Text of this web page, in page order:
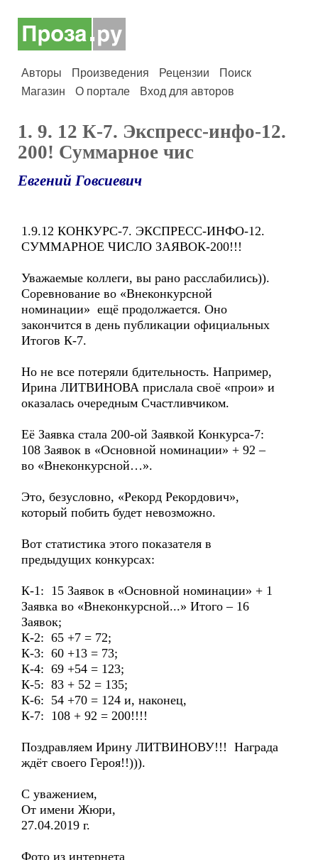
Авторы Произведения Рецензии
Поиск
Магазин
О портале Вход для авторов
1. 9. 12 К-7. Экспресс-инфо-12.
200! Суммарное чис
Евгений Говсиевич
1.9.12 КОНКУРС-7. ЭКСПРЕСС-ИНФО-12.
СУММАРНОЕ ЧИСЛО ЗАЯВОК-200!!!
Уважаемые коллеги, вы рано расслабились)).
Соревнование во «Внеконкурсной
номинации» ещё продолжается. Оно
закончится в день публикации официальных
Итогов К-7.
Но не все потеряли бдительность. Например,
Ирина ЛИТВИНОВА прислала своё «прои» и
оказалась очередным Счастливчиком.
Её Заявка стала 200-ой Заявкой Конкурса-7:
108 Заявок в «Основной номинации» + 92 –
во «Внеконкурсной…».
Это, безусловно, «Рекорд Рекордович»,
который побить будет невозможно.
Вот статистика этого показателя в
предыдущих конкурсах:
К-1: 15 Заявок в «Основной номинации» + 1
Заявка во «Внеконкурсной...» Итого – 16
Заявок;
К-2: 65 +7 = 72;
К-3: 60 +13 = 73;
К-4: 69 +54 = 123;
К-5: 83 + 52 = 135;
К-6: 54 +70 = 124 и, наконец,
К-7: 108 + 92 = 200!!!!
Поздравляем Ирину ЛИТВИНОВУ!!! Награда
ждёт своего Героя!!))).
С уважением,
От имени Жюри,
27.04.2019 г.
Фото из интернета